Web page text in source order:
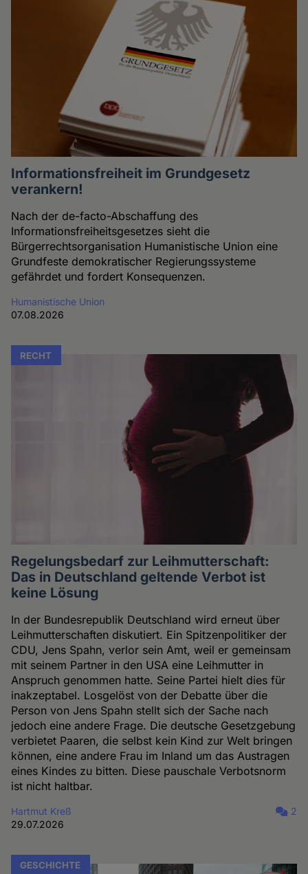
Informationsfreiheit im Grundgesetz
verankern!
Nach der de-facto-Abschaffung des
Informationsfreiheitsgesetzes sieht die
Bürgerrechtsorganisation Humanistische Union eine
Grundfeste demokratischer Regierungssysteme
gefährdet und fordert Konsequenzen.
Humanistische Union
07.08.2026
RECHT
Regelungsbedarf zur Leihmutterschaft:
Das in Deutschland geltende Verbot ist
keine Lösung
In der Bundesrepublik Deutschland wird erneut über
Leihmutterschaften diskutiert. Ein Spitzenpolitiker der
CDU, Jens Spahn, verlor sein Amt, weil er gemeinsam
mit seinem Partner in den USA eine Leihmutter in
Anspruch genommen hatte. Seine Partei hielt dies für
inakzeptabel. Losgelöst von der Debatte über die
Person von Jens Spahn stellt sich der Sache nach
jedoch eine andere Frage. Die deutsche Gesetzgebung
verbietet Paaren, die selbst kein Kind zur Welt bringen
können, eine andere Frau im Inland um das Austragen
eines Kindes zu bitten. Diese pauschale Verbotsnorm
ist nicht haltbar.
Hartmut Kreß
29.07.2026
2
GESCHICHTE